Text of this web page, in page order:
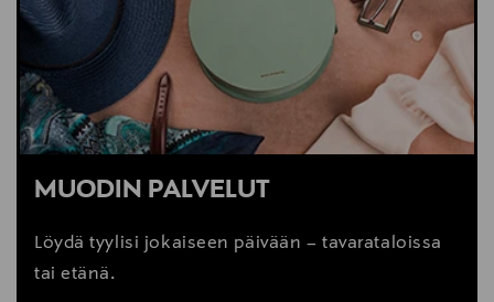
MUODIN PALVELUT
Löydä tyylisi jokaiseen päivään – tavarataloissa
tai etänä.